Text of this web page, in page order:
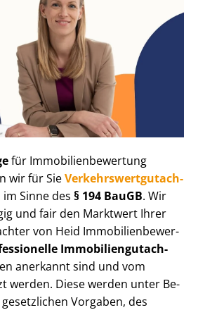
für Im­mo­bi­li­en­be­wer­tung
wir für SieVer­kehrs­wert­gut­ach­
im Sinne des § 194 BauGB. Wir
und fair den Marktwert Ihrer
von Heid Im­mo­bi­li­en­be­wer­
Im­mo­bi­li­en­gut­ach­
anerkannt sind und vom
werden. Diese werden unter Be­
Vorgaben, des